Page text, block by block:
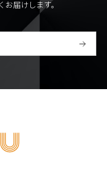
届けします。
登
録